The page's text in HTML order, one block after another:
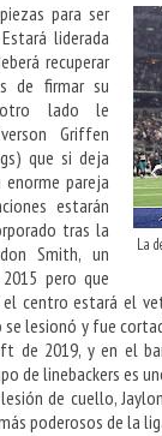
La
para ser
liderada
recuperar
de firmar su
lado le
Griffen
que si deja
pareja
estarán
tras la
Smith, un
pero que
centro estará el
se lesionó y fue
de 2019, y en el
de linebackers es
de cuello,
poderosos de la